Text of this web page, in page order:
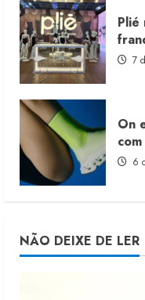
Plié
7
On
6
NÃO DEIXE DE LER